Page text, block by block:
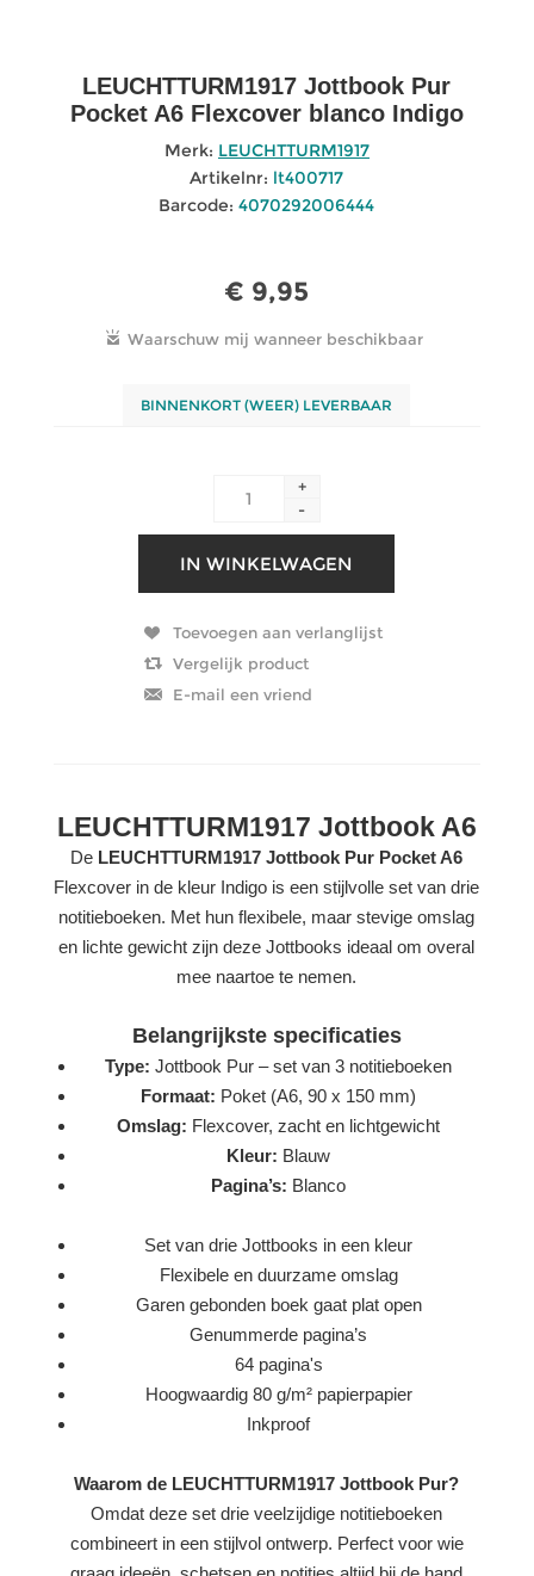
LEUCHTTURM1917 Jottbook Pur
Pocket A6 Flexcover blanco Indigo
Merk: LEUCHTTURM1917
Artikelnr: lt400717
Barcode: 4070292006444
€ 9,95
BINNENKORT (WEER) LEVERBAAR
+
-
LEUCHTTURM1917 Jottbook A6
De LEUCHTTURM1917 Jottbook Pur Pocket A6
Flexcover in de kleur Indigo is een stijlvolle set van drie
notitieboeken. Met hun flexibele, maar stevige omslag
en lichte gewicht zijn deze Jottbooks ideaal om overal
mee naartoe te nemen.
Belangrijkste specificaties
Type: Jottbook Pur – set van 3 notitieboeken
Formaat: Poket (A6, 90 x 150 mm)
Omslag: Flexcover, zacht en lichtgewicht
Kleur: Blauw
Pagina’s: Blanco
Set van drie Jottbooks in een kleur
Flexibele en duurzame omslag
Garen gebonden boek gaat plat open
Genummerde pagina’s
64 pagina's
Hoogwaardig 80 g/m² papierpapier
Inkproof
Waarom de LEUCHTTURM1917 Jottbook Pur?
Omdat deze set drie veelzijdige notitieboeken
combineert in een stijlvol ontwerp. Perfect voor wie